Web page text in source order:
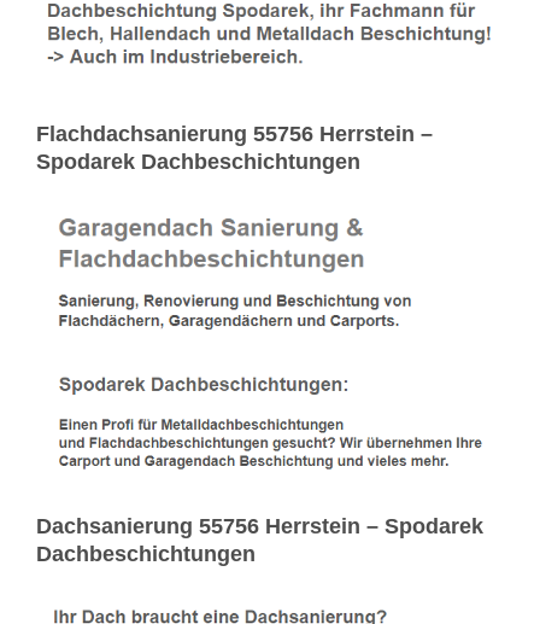
Flachdachsanierung 55756 Herrstein –
Spodarek Dachbeschichtungen
Dachsanierung 55756 Herrstein – Spodarek
Dachbeschichtungen